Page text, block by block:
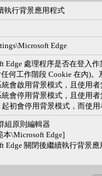
執行背景應用程式
Edge
Edge 處理程序是否在登入
何工作階段 Cookie 在內)
會啟用背景模式，且使用
會停用背景模式，且使用
初會停用背景模式，而使
組原則編輯器
本\Microsoft Edge]
Edge 關閉後繼續執行背景應